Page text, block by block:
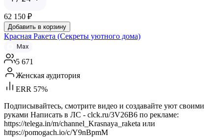
62 150 ₽
Добавить в корзину
Красная Ракета (Секреты уютного дома)
Max
5 671
Женская аудитория
ERR 57%
Подписывайтесь, смотрите видео и создавайте уют своими
руками Написать в ЛС - clck.ru/3V26B6 по рекламе:
https://telega.in/m/channel_Krasnaya_raketa или
https://pomogach.io/c/Y9nBpmM